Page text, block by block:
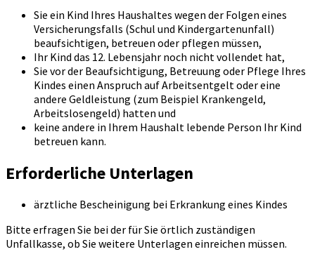
Sie ein Kind Ihres Haushaltes wegen der Folgen eines
Versicherungsfalls (Schul und Kindergartenunfall)
beaufsichtigen, betreuen oder pflegen müssen,
Ihr Kind das 12. Lebensjahr noch nicht vollendet hat,
Sie vor der Beaufsichtigung, Betreuung oder Pflege Ihres
Kindes einen Anspruch auf Arbeitsentgelt oder eine
andere Geldleistung (zum Beispiel Krankengeld,
Arbeitslosengeld) hatten und
keine andere in Ihrem Haushalt lebende Person Ihr Kind
betreuen kann.
Erforderliche Unterlagen
ärztliche Bescheinigung bei Erkrankung eines Kindes
Bitte erfragen Sie bei der für Sie örtlich zuständigen
Unfallkasse, ob Sie weitere Unterlagen einreichen müssen.